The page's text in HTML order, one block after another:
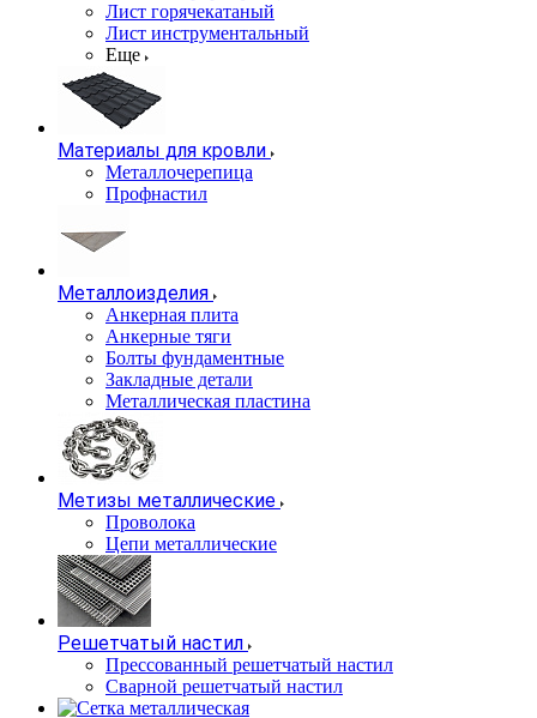
Лист горячекатаный
Лист инструментальный
Еще
Материалы для кровли
Металлочерепица
Профнастил
Металлоизделия
Анкерная плита
Анкерные тяги
Болты фундаментные
Закладные детали
Металлическая пластина
Метизы металлические
Проволока
Цепи металлические
Решетчатый настил
Прессованный решетчатый настил
Сварной решетчатый настил